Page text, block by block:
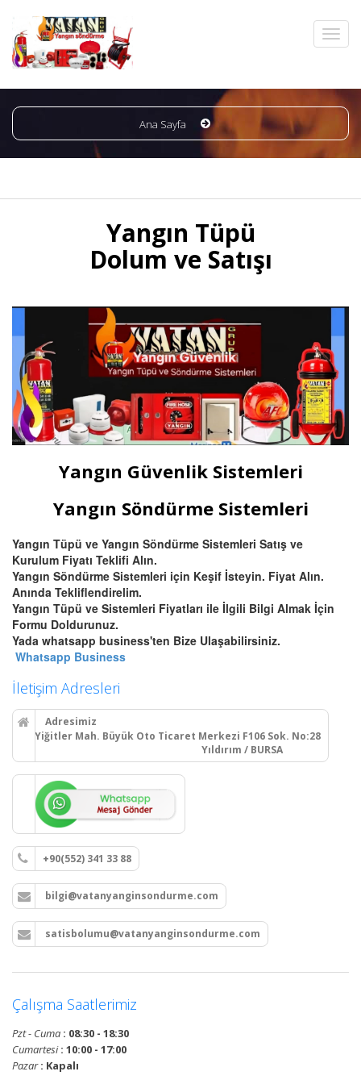
Ana Sayfa
Yangın Tüpü
Dolum ve Satışı
Yangın Güvenlik Sistemleri
Yangın Söndürme Sistemleri
Yangın Tüpü ve Yangın Söndürme Sistemleri Satış ve
Kurulum Fiyatı Teklifi Alın.
Yangın Söndürme Sistemleri için Keşif İsteyin. Fiyat Alın.
Anında Tekliflendirelim.
Yangın Tüpü ve Sistemleri Fiyatları ile İlgili Bilgi Almak İçin
Formu Doldurunuz.
Yada whatsapp business'ten Bize Ulaşabilirsiniz.
Whatsapp Business
İletişim Adresleri
Adresimiz
Yiğitler Mah. Büyük Oto Ticaret Merkezi F106 Sok. No:28
Yıldırım / BURSA
+90(552) 341 33 88
bilgi@vatanyanginsondurme.com
satisbolumu@vatanyanginsondurme.com
Çalışma Saatlerimiz
Pzt - Cuma : 08:30 - 18:30
Cumartesi: 10:00 - 17:00
Pazar: Kapalı